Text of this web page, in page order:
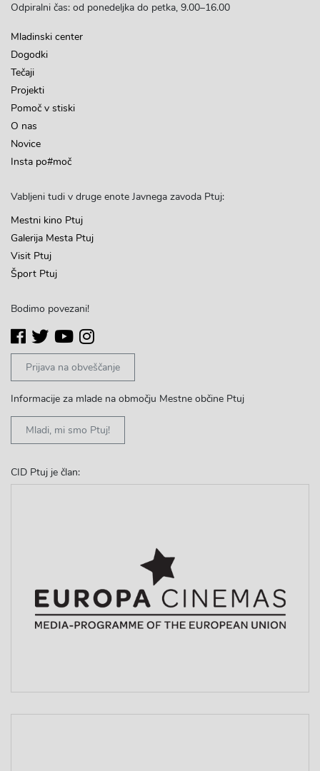
Odpiralni čas: od ponedeljka do petka, 9.00–16.00
Mladinski center
Dogodki
Tečaji
Projekti
Pomoč v stiski
O nas
Novice
Insta po#moč
Vabljeni tudi v druge enote Javnega zavoda Ptuj:
Mestni kino Ptuj
Galerija Mesta Ptuj
Visit Ptuj
Šport Ptuj
Bodimo povezani!
Prijava na obveščanje
Informacije za mlade na območju Mestne občine Ptuj
Mladi, mi smo Ptuj!
CID Ptuj je član: